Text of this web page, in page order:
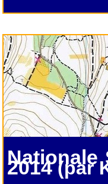
Nationale
2014(par